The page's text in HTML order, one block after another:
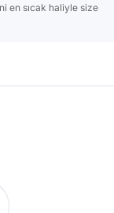
en sıcak haliyle size